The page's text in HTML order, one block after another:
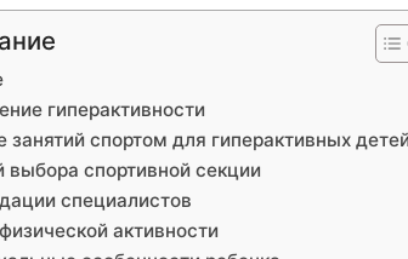
гиперактивности
занятий спортом для гиперактивных детей
выбора спортивной секции
специалистов
активности